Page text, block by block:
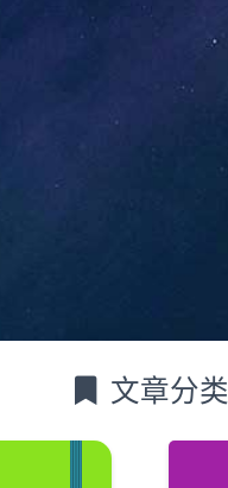
文章分类